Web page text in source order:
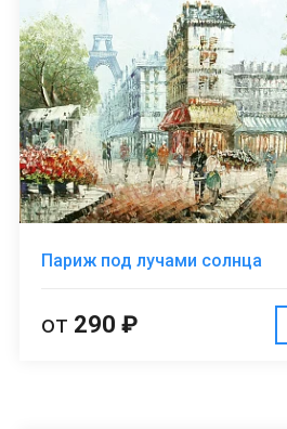
Париж под лучами солнца
от 290 ₽